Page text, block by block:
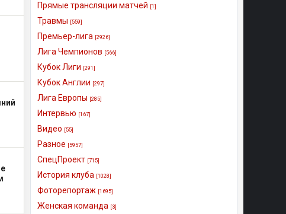
Прямые трансляции матчей [1]
Травмы [559]
Премьер-лига [2926]
Лига Чемпионов [566]
Кубок Лиги [291]
Кубок Англии [297]
Лига Европы [285]
Интервью [167]
Видео [55]
Разное [5957]
СпецПроект [715]
История клуба [1028]
Фоторепортаж [1695]
Женская команда [3]